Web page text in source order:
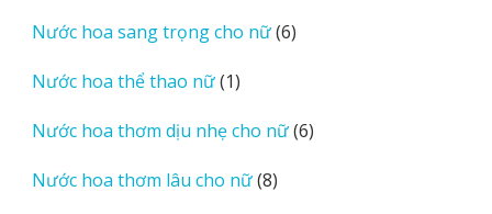
Nước hoa sang trọng cho nữ 66
Nước hoa thể thao nữ 11
phẩm
Nước hoa thơm dịu nhẹ cho nữ 66
Nước hoa thơm lâu cho nữ 88